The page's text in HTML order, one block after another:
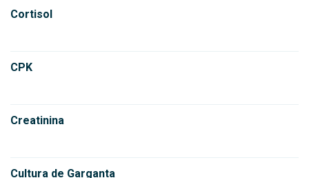
Cortisol
CPK
Creatinina
Cultura de Garganta